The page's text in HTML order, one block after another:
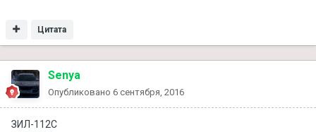
Цитата
Senya
Опубликовано 6 сентября, 2016
ЗИЛ-112С